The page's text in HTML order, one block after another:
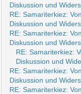
Diskussion und
RE: Samariterkiez:
Diskussion und
RE: Samariterkiez:
Diskussion und
RE: Samariterkiez:
Diskussion und
RE: Samariterkiez:
Diskussion und
RE: Samariterkiez: